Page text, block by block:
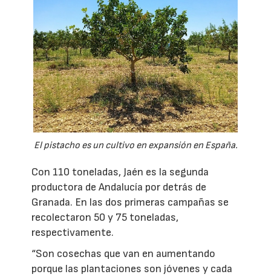
El pistacho es un cultivo en expansión en España.
Con 110 toneladas, Jaén es la segunda
productora de Andalucía por detrás de
Granada. En las dos primeras campañas se
recolectaron 50 y 75 toneladas,
respectivamente.
“Son cosechas que van en aumentando
porque las plantaciones son jóvenes y cada